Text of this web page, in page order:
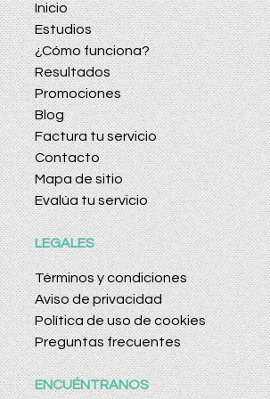
Inicio
Estudios
¿Cómo funciona?
Resultados
Promociones
Blog
Factura tu servicio
Contacto
Mapa de sitio
Evalúa tu servicio
LEGALES
Términos y condiciones
Aviso de privacidad
Política de uso de cookies
Preguntas frecuentes
ENCUÉNTRANOS